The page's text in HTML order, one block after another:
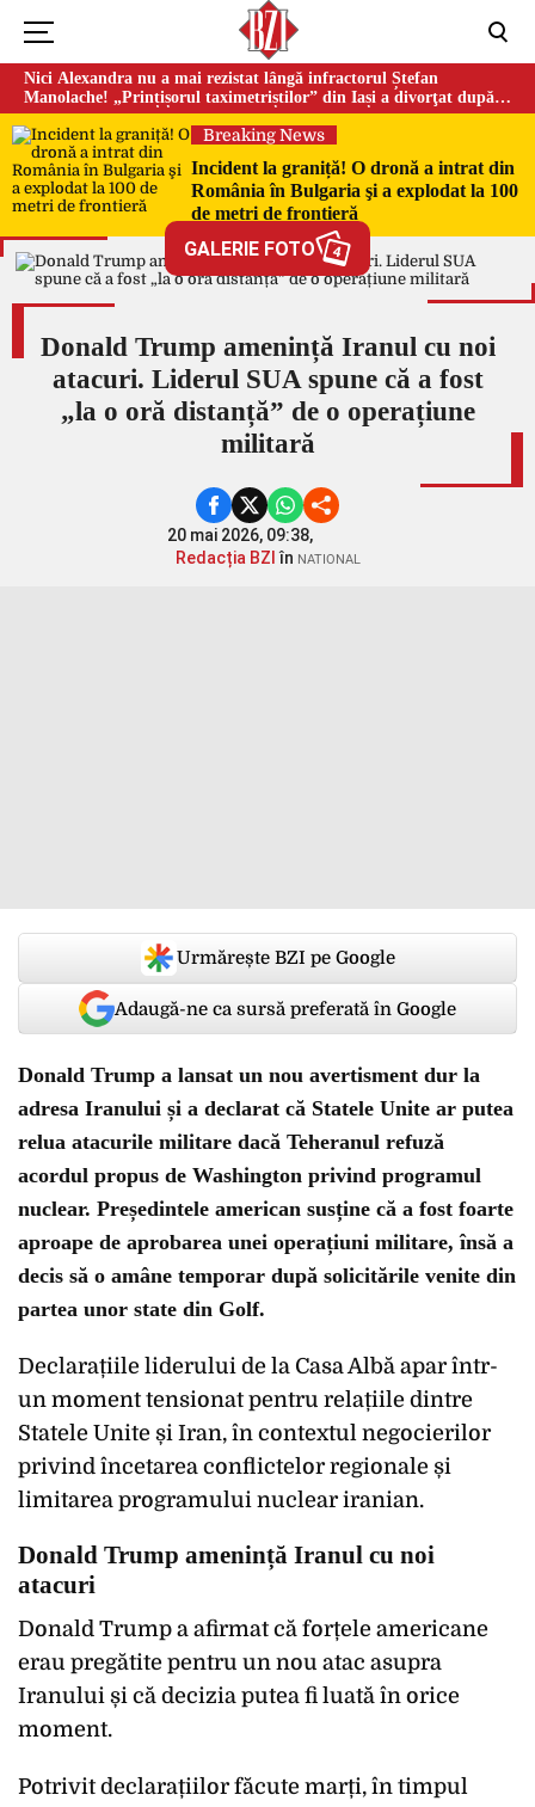
Nici Alexandra nu a mai rezistat lângă infractorul Ștefan
Manolache! „Prințișorul taximetriștilor” din Iași a divorţat după
doi ani de căsnicie
Breaking News
Incident la graniță! O dronă a intrat din
România în Bulgaria şi a explodat la 100
de metri de frontieră
GALERIE FOTO 4
Donald Trump amenință Iranul cu noi
atacuri. Liderul SUA spune că a fost
„la o oră distanță” de o operațiune
militară
20 mai 2026, 09:38,
Redacția BZI în NATIONAL
Urmărește BZI pe Google
Adaugă-ne ca sursă preferată în Google
Donald Trump a lansat un nou avertisment dur la
adresa Iranului și a declarat că Statele Unite ar putea
relua atacurile militare dacă Teheranul refuză
acordul propus de Washington privind programul
nuclear. Președintele american susține că a fost foarte
aproape de aprobarea unei operațiuni militare, însă a
decis să o amâne temporar după solicitările venite din
partea unor state din Golf.
Declarațiile liderului de la Casa Albă apar într-
un moment tensionat pentru relațiile dintre
Statele Unite și Iran, în contextul negocierilor
privind încetarea conflictelor regionale și
limitarea programului nuclear iranian.
Donald Trump amenință Iranul cu noi
atacuri
Donald Trump a afirmat că forțele americane
erau pregătite pentru un nou atac asupra
Iranului și că decizia putea fi luată în orice
moment.
Potrivit declarațiilor făcute marți, în timpul